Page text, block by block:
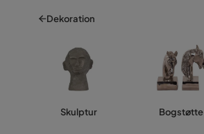
Dekoration
Skulptur Bogstøtte